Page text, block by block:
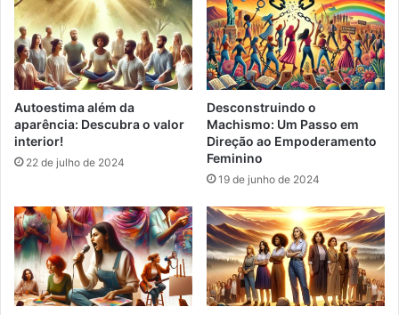
Autoestima além da
aparência: Descubra o valor
interior!
22 de julho de 2024
Desconstruindo o
Machismo: Um Passo em
Direção ao Empoderamento
Feminino
19 de junho de 2024